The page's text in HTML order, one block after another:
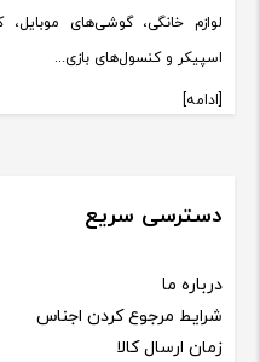
لوازم خانگی، گوشی‌های موبایل،
اسپیکر و کنسول‌های بازی...
[ادامه]
دسترسی سریع
درباره ما
شرایط مرجوع کردن اجناس
زمان ارسال کالا